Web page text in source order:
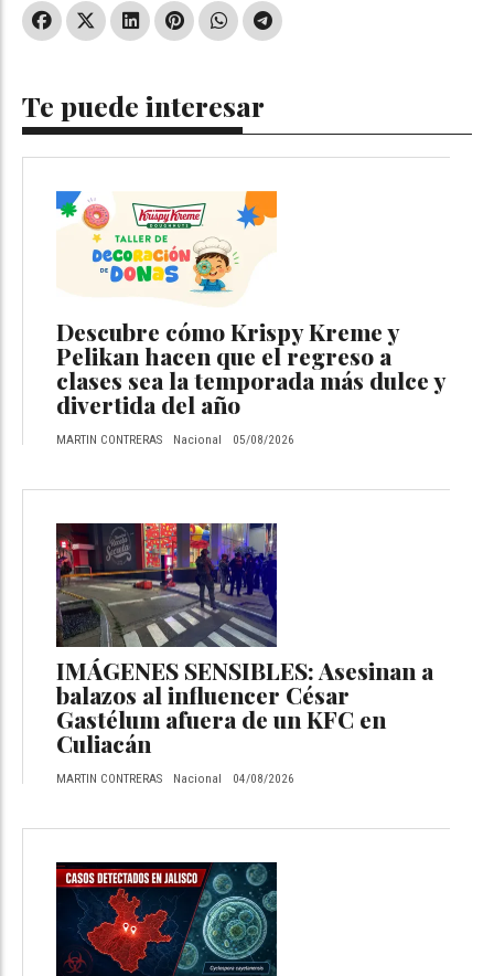
Te puede interesar
Descubre cómo Krispy Kreme y
Pelikan hacen que el regreso a
clases sea la temporada más dulce y
divertida del año
MARTIN CONTRERAS Nacional 05/08/2026
IMÁGENES SENSIBLES: Asesinan a
balazos al influencer César
Gastélum afuera de un KFC en
Culiacán
MARTIN CONTRERAS Nacional 04/08/2026